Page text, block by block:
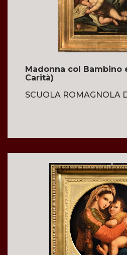
Madonna col Bambino
Carità)
SCUOLA ROMAGNOLA